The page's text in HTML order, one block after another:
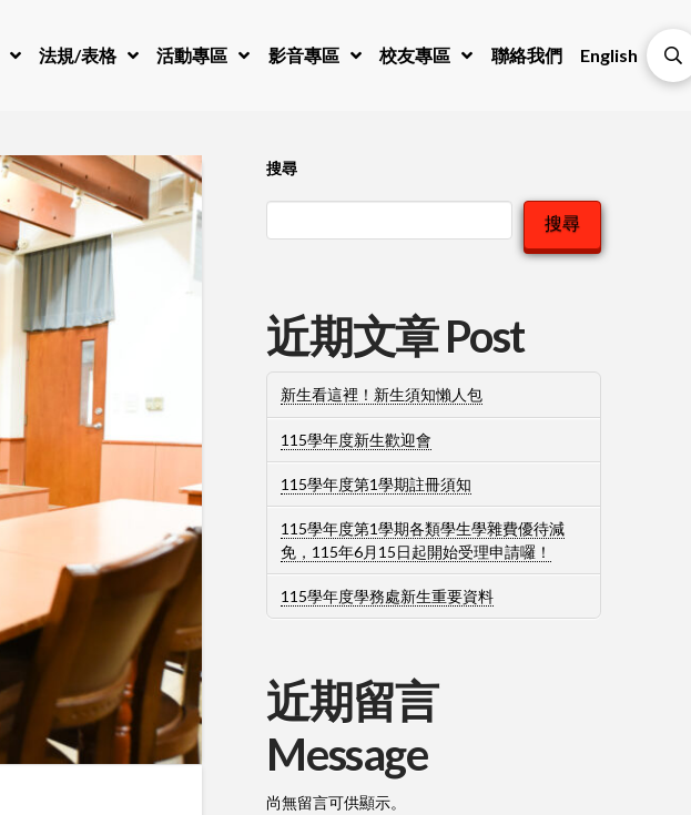
法規/表格 活動專區 影音專區 校友專區 聯絡我們 English
搜尋
搜尋
近期文章 Post
新生看這裡！新生須知懶人包
115學年度新生歡迎會
115學年度第1學期註冊須知
115學年度第1學期各類學生學雜費優待減
免，115年6月15日起開始受理申請囉！
115學年度學務處新生重要資料
近期留言
Message
尚無留言可供顯示。